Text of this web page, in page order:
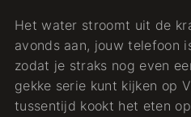
Het water stroomt uit de
avonds aan, jouw telefoon
zodat je straks nog even
gekke serie kunt kijken op
tussentijd kookt het eten